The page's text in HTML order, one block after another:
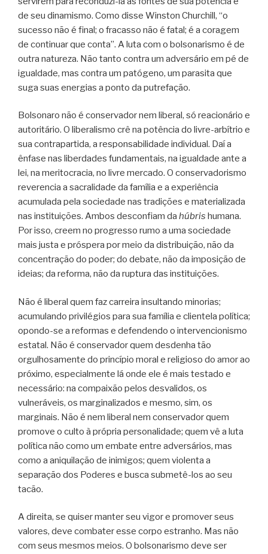
de seu dinamismo. Como disse Winston Churchill, “o
sucesso não é final; o fracasso não é fatal; é a coragem
de continuar que conta”. A luta com o bolsonarismo é de
outra natureza. Não tanto contra um adversário em pé de
igualdade, mas contra um patógeno, um parasita que
suga suas energias a ponto da putrefação.
Bolsonaro não é conservador nem liberal, só reacionário e
autoritário. O liberalismo crê na potência do livre-arbítrio e
sua contrapartida, a responsabilidade individual. Daí a
ênfase nas liberdades fundamentais, na igualdade ante a
lei, na meritocracia, no livre mercado. O conservadorismo
reverencia a sacralidade da família e a experiência
acumulada pela sociedade nas tradições e materializada
nas instituições. Ambos desconfiam da húbris humana.
Por isso, creem no progresso rumo a uma sociedade
mais justa e próspera por meio da distribuição, não da
concentração do poder; do debate, não da imposição de
ideias; da reforma, não da ruptura das instituições.
Não é liberal quem faz carreira insultando minorias;
acumulando privilégios para sua família e clientela política;
opondo-se a reformas e defendendo o intervencionismo
estatal. Não é conservador quem desdenha tão
orgulhosamente do princípio moral e religioso do amor ao
próximo, especialmente lá onde ele é mais testado e
necessário: na compaixão pelos desvalidos, os
vulneráveis, os marginalizados e mesmo, sim, os
marginais. Não é nem liberal nem conservador quem
promove o culto à própria personalidade; quem vê a luta
política não como um embate entre adversários, mas
como a aniquilação de inimigos; quem violenta a
separação dos Poderes e busca submetê-los ao seu
tacão.
A direita, se quiser manter seu vigor e promover seus
valores, deve combater esse corpo estranho. Mas não
com seus mesmos meios. O bolsonarismo deve ser